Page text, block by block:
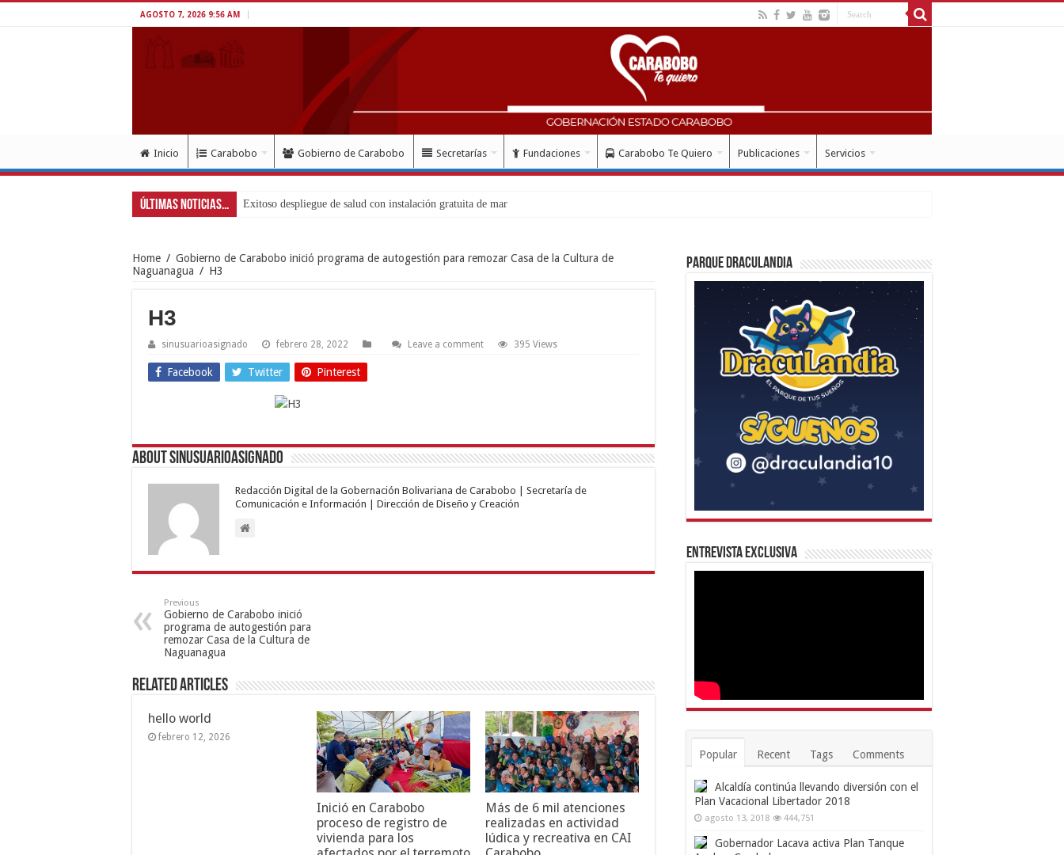
AGOSTO 7, 2026 9:56 AM
Inicio Carabobo Gobierno de Carabobo Secretarías Fundaciones Carabobo Te Quiero Publicaciones Servicios
Últimas Noticias...
Home / Gobierno de Carabobo inició programa de autogestión para remozar Casa de la Cultura de
Naguanagua / H3
H3
sinusuarioasignado febrero 28, 2022 Leave a comment 395 Views
Facebook Twitter Pinterest
About sinusuarioasignado
Redacción Digital de la Gobernación Bolivariana de Carabobo | Secretaría de
Comunicación e Información | Dirección de Diseño y Creación
Previous
Gobierno de Carabobo inició
programa de autogestión para
remozar Casa de la Cultura de
Naguanagua
Related Articles
hello world
febrero 12, 2026
Inició en Carabobo
proceso de registro de
vivienda para los
Más de 6 mil atenciones
realizadas en actividad
lúdica y recreativa en CAI
Parque Draculandia
Entrevista Exclusiva
Popular Recent Tags Comments
Alcaldía continúa llevando diversión con el
Plan Vacacional Libertador 2018
agosto 13, 2018 444,751
Gobernador Lacava activa Plan Tanque